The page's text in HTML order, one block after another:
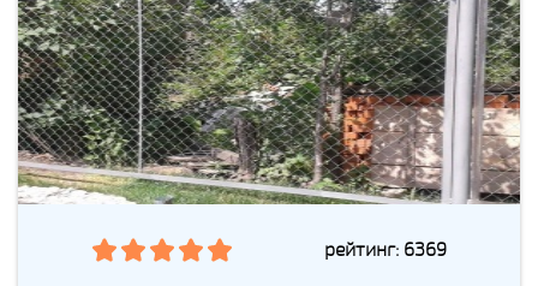
рейтинг: 6369